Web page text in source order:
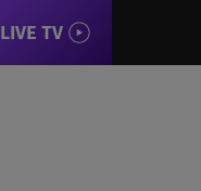
LIVE TV